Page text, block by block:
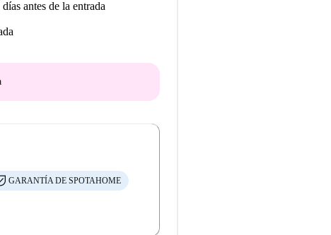
antes de la entrada
GARANTÍA DE SPOTAHOME